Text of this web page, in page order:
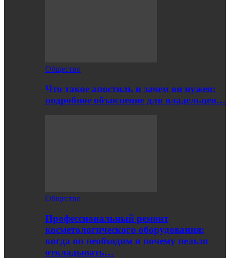
Общество
Что такое апостиль и зачем он нужен:
подробное объяснение для владельцев…
Общество
Профессиональный ремонт
косметологического оборудования:
когда он необходим и почему нельзя
откладывать…